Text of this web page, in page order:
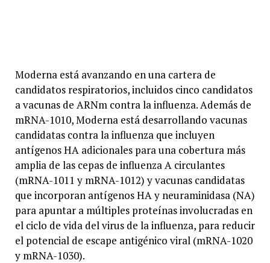
Moderna está avanzando en una cartera de
candidatos respiratorios, incluidos cinco candidatos
a vacunas de ARNm contra la influenza. Además de
mRNA-1010, Moderna está desarrollando vacunas
candidatas contra la influenza que incluyen
antígenos HA adicionales para una cobertura más
amplia de las cepas de influenza A circulantes
(mRNA-1011 y mRNA-1012) y vacunas candidatas
que incorporan antígenos HA y neuraminidasa (NA)
para apuntar a múltiples proteínas involucradas en
el ciclo de vida del virus de la influenza, para reducir
el potencial de escape antigénico viral (mRNA-1020
y mRNA-1030).